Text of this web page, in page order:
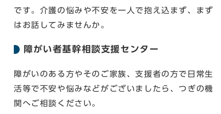
です。介護の悩みや不安を一人で抱え込まず、まず
はお話してみませんか。
障がい者基幹相談支援センター
障がいのある方やそのご家族、支援者の方で日常生
活等で不安や悩みなどがございましたら、つぎの機
関へご相談ください。